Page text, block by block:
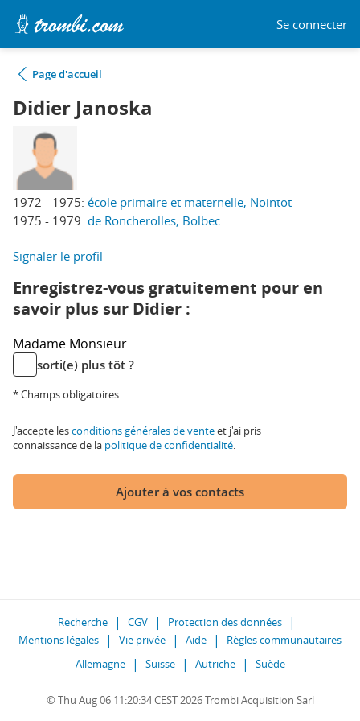
Se connecter
Page d'accueil
Didier Janoska
1972 - 1975: école primaire et maternelle, Nointot
1975 - 1979: de Roncherolles, Bolbec
Signaler le profil
Enregistrez-vous gratuitement pour en
savoir plus sur Didier :
Madame Monsieur
sorti(e) plus tôt ?
* Champs obligatoires
J'accepte lesconditions générales de venteet j'ai pris
connaissance de la politique de confidentialité.
Ajouter à vos contacts
Recherche CGV
Protection des données
Mentions légales
Vie privée Aide
Règles communautaires
Allemagne
Suisse Autriche Suède
© Thu Aug 06 11:20:34 CEST 2026 Trombi Acquisition Sarl